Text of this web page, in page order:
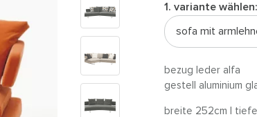
1. variante wählen:
bezug leder alfa
gestell aluminium
breite 252cm | tiefe